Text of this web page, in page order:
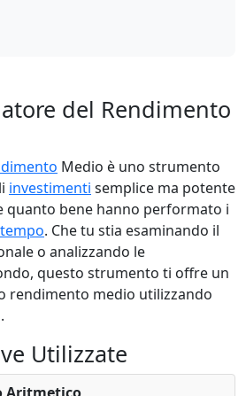
del Rendimento
Medio è uno strumento
investimenti semplice ma potente
quanto bene hanno performato i
tempo. Che tu stia esaminando il
o analizzando le
questo strumento ti offre un
rendimento medio utilizzando
Utilizzate